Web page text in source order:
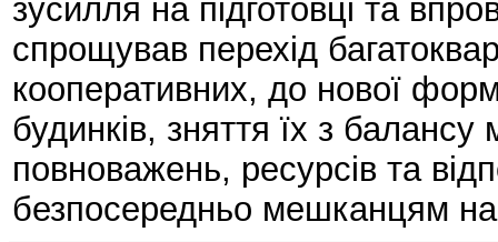
зусилля на підготовці та
спрощував перехід
кооперативних, до нової
будинків, зняття їх з
повноважень, ресурсів та
безпосередньо мешканцям